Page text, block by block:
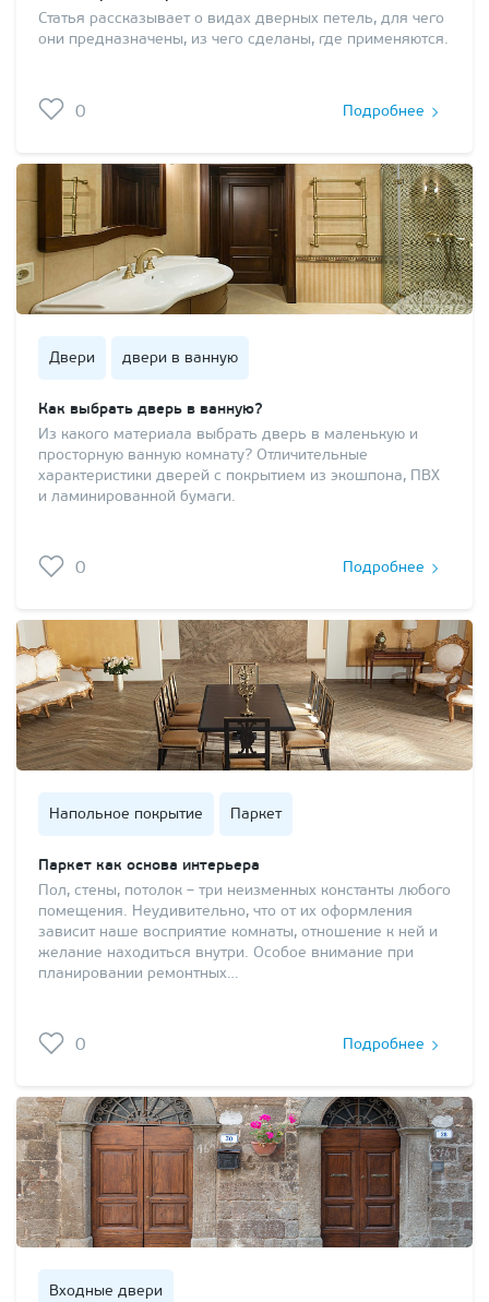
Статья рассказывает о видах дверных петель, для чего
они предназначены, из чего сделаны, где применяются.
0 Подробнее
Двери двери в ванную
Как выбрать дверь в ванную?
Из какого материала выбрать дверь в маленькую и
просторную ванную комнату? Отличительные
характеристики дверей с покрытием из экошпона, ПВХ
и ламинированной бумаги.
0 Подробнее
Напольное покрытие Паркет
Паркет как основа интерьера
Пол, стены, потолок – три неизменных константы любого
помещения. Неудивительно, что от их оформления
зависит наше восприятие комнаты, отношение к ней и
желание находиться внутри. Особое внимание при
планировании ремонтных…
0 Подробнее
Входные двери